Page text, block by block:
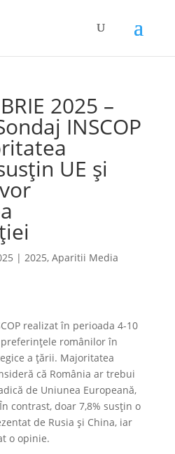
2025 –
INSCOP
UE și
| 2025, Aparitii Media
realizat în perioada 4-10
românilor în
a țării. Majoritatea
că România ar trebui
de Uniunea Europeană,
contrast, doar 7,8% susțin o
de Rusia și China, iar
o opinie.